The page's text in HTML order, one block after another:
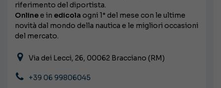
riferimento del diportista.
Online e in edicola ogni 1° del mese con le ultime
novità dal mondo della nautica e le migliori occasioni
del mercato.
Via dei Lecci, 26, 00062 Bracciano (RM)
+39 06 99806045